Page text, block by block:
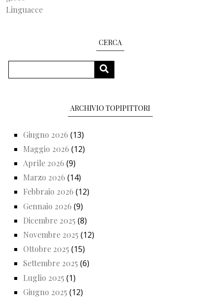
Linguacce
CERCA
CERCA
ARCHIVIO TOPIPITTORI
Giugno 2026 (13)
Maggio 2026 (12)
Aprile 2026 (9)
Marzo 2026 (14)
Febbraio 2026 (12)
Gennaio 2026 (9)
Dicembre 2025 (8)
Novembre 2025 (12)
Ottobre 2025 (15)
Settembre 2025 (6)
Luglio 2025 (1)
Giugno 2025 (12)